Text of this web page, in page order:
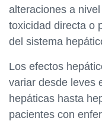
alteraciones a
toxicidad directa o
del sistema
Los efectos
variar desde leves
hepáticas hasta
pacientes con